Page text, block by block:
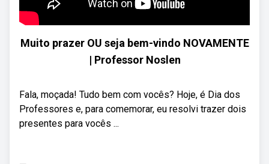
Muito prazer OU seja bem-vindo NOVAMENTE
| Professor Noslen
Fala, moçada! Tudo bem com vocês? Hoje, é Dia dos
Professores e, para comemorar, eu resolvi trazer dois
presentes para vocês ...